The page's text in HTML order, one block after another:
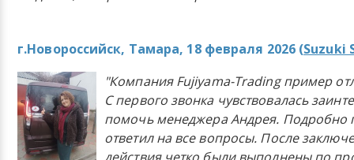
г.Новороссийск, Тамара, 18 февраля 2026 (Suzuki
"Компания Fujiyama-Trading пример
С первого звонка чувствовалась
помочь менеджера Андрея. Подробно
ответил на все вопросы. После